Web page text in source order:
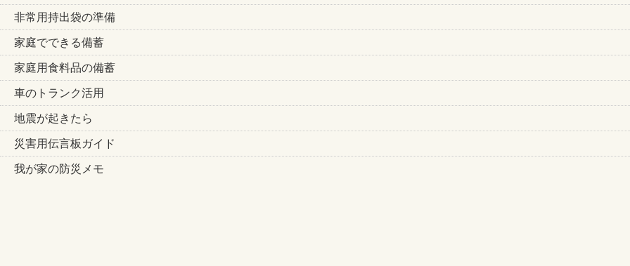
非常用持出袋の準備
家庭でできる備蓄
家庭用食料品の備蓄
車のトランク活用
地震が起きたら
災害用伝言板ガイド
我が家の防災メモ